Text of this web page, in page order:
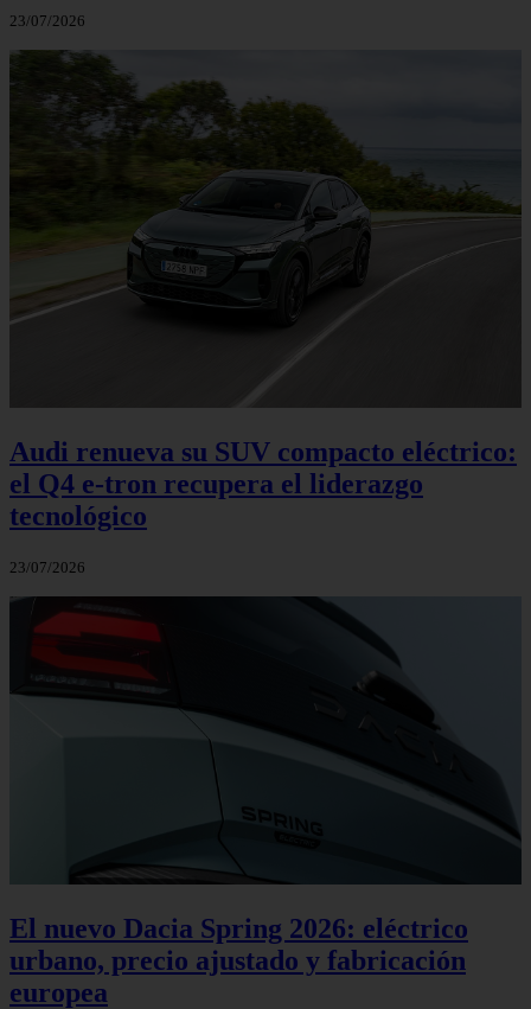
23/07/2026
Audi renueva su SUV compacto eléctrico:
el Q4 e‑tron recupera el liderazgo
tecnológico
23/07/2026
El nuevo Dacia Spring 2026: eléctrico
urbano, precio ajustado y fabricación
europea